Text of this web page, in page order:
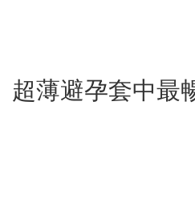
超薄避孕套中最